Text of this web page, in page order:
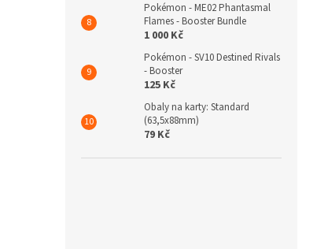
Pokémon - ME02 Phantasmal
Flames - Booster Bundle
1 000 Kč
Pokémon - SV10 Destined Rivals
- Booster
125 Kč
Obaly na karty: Standard
(63,5x88mm)
79 Kč